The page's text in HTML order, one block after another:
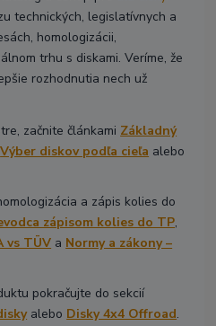
technických, legislatívnych a
homologizácii,
trhu s diskami. Veríme, že
rozhodnutia nech už
začnite článkami Základný
Výber diskov podľa cieľa alebo
a zápis kolies do
zápisom kolies do TP,
vs TÜV a Normy a zákony –
pokračujte do sekcií
alebo Disky 4x4 Offroad.